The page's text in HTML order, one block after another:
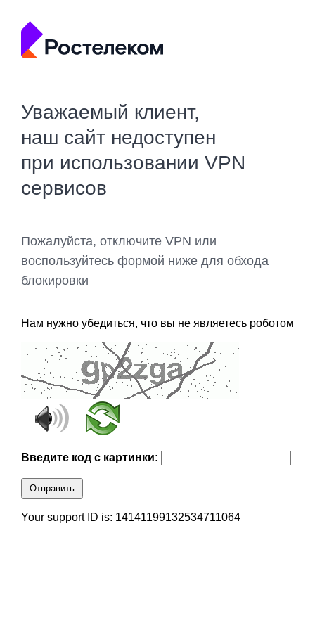
Уважаемый клиент,
наш сайт недоступен
при использовании VPN
сервисов
Пожалуйста, отключите VPN или
воспользуйтесь формой ниже для обхода
блокировки
Нам нужно убедиться, что вы не являетесь роботом
Введите код с картинки:
Отправить
Your support ID is: 14141199132534711064